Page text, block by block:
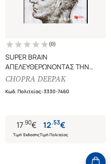
(0)
SUPER BRAIN
ΑΠΕΛΕΥΘΕΡΩΝΟΝΤΑΣ ΤΗΝ
ΕΚΡΗΚΤΙΚΗ ΔΥΝΑΜΗ ΤΟΥ ΝΟΥ
CHOPRA DEEPAK
Κωδ. Πολιτείας:3330-7460
17.90€
Τιμή Έκδοσης
12.53€
Τιμή Πολιτείας